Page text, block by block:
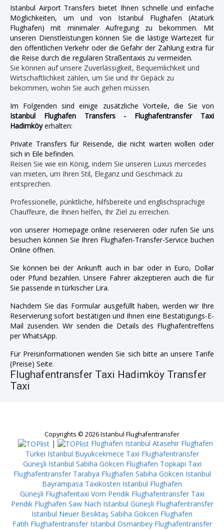
Istanbul Airport Transfers bietet Ihnen schnelle und einfache
Möglichkeiten, um und von Istanbul Flughafen (Atatürk
Flughafen) mit minimaler Aufregung zu bekommen. Mit
unseren Dienstleistungen können Sie die lästige Wartezeit für
den öffentlichen Verkehr oder die Gefahr der Zahlung extra für
die Reise durch die regulären Straßentaxis zu vermeiden.
Sie können auf unsere Zuverlässigkeit, Bequemlichkeit und
Wirtschaftlichkeit zählen, um Sie und Ihr Gepäck zu
bekommen, wohin Sie auch gehen müssen.
Im Folgenden sind einige zusätzliche Vorteile, die Sie von
Istanbul Flughafen Transfers - Flughafentransfer Taxi
Hadimköyerhalten:
Private Transfers für Reisende, die nicht warten wollen oder
sich in Eile befinden.
Reisen Sie wie ein König, indem Sie unseren Luxus mercedes
van mieten, um Ihren Stil, Eleganz und Geschmack zu
entsprechen.
Professionelle, pünktliche, hilfsbereite und englischsprachige
Chauffeure, die Ihnen helfen, Ihr Ziel zu erreichen.
von unserer Homepage online reservieren oder rufen Sie uns
besuchen können Sie Ihren Flughafen-Transfer-Service buchen
Online öffnen.
Sie können bei der Ankunft auch in bar oder in Euro, Dollar
oder Pfund bezahlen. Unsere Fahrer akzeptieren auch die für
Sie passende in türkischer Lira.
Nachdem Sie das Formular ausgefüllt haben, werden wir Ihre
Reservierung sofort bestätigen und Ihnen eine Bestätigungs-E-
Mail zusenden. Wir senden die Details des Flughafentreffens
per WhatsApp.
Für Preisinformationen wenden Sie sich bitte an unsere Tarife
(Preise) Seite.
Flughafentransfer Taxi Hadimköy Transfer
Taxi
Copyrights © 2026 Istanbul Flughafentransfer
| Flughafen Istanbul Atasehir Flughafen
Türkei Istanbul Buyukcekmece Taxi Flughafentransfer
Güneşli Istanbul Sabiha Gökcen Flughafen Topkapi Taxi
Flughafentransfer Tarabya Flughafen Sabiha Gökcen Istanbul
Bayrampasa Taxikosten Istanbul Flughafen
Güneşli Flughafentaxi Vom Pendik Flughafentransfer Taxi
Pendik Flughafen Saw Nach Istanbul Güneşli Flughafentransfer
Istanbul Neuer Besiktaş Sabiha Gökcen Flughafen
Fatih Flughafentransfer Istanbul Osmanbey Flughafentransfer